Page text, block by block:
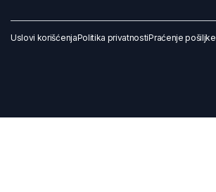
Uslovi korišćenjaPolitika privatnostiPraćenje pošiljke